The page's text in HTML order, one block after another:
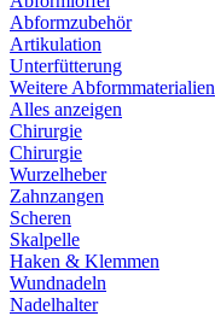
Abformzubehör
Artikulation
Unterfütterung
Weitere Abformmaterialien
Alles anzeigen
Chirurgie
Chirurgie
Wurzelheber
Zahnzangen
Scheren
Skalpelle
Haken & Klemmen
Wundnadeln
Nadelhalter